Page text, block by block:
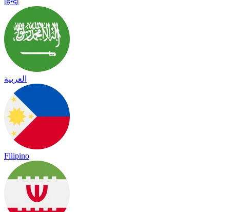
العربية
Filipino